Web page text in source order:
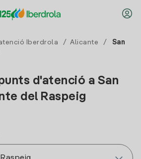
Iberdrola / Alicante /
San
d'atenció a San
del Raspeig